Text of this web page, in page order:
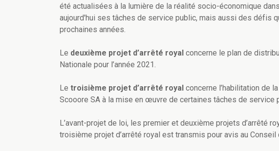
été actualisées à la lumière de la réalité socio-économique
aujourd'hui ses tâches de service public, mais aussi des défis
prochaines années.
Le deuxième projet d’arrêté royal concerne le plan de
Nationale pour l’année 2021.
Le troisième projet d’arrêté royal concerne l’habilitation de
Scooore SA à la mise en œuvre de certaines tâches de service
L’avant-projet de loi, les premier et deuxième projets d’arrêté
troisième projet d’arrêté royal est transmis pour avis au Conseil